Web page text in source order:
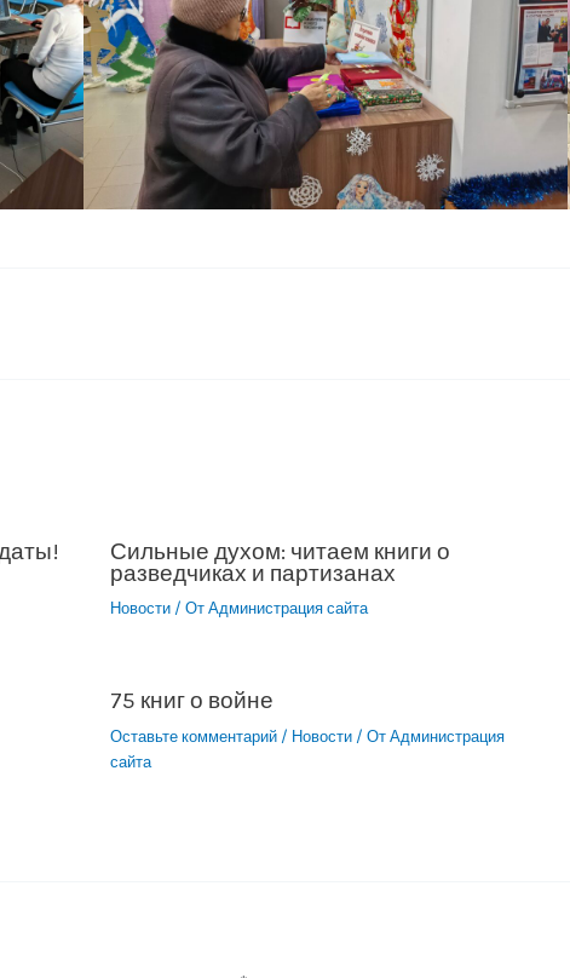
Сильные духом: читаем книги о
разведчиках и партизанах
Новости/ От Администрация сайта
75 книг о войне
Оставьте комментарий / Новости/ От Администрация
сайта